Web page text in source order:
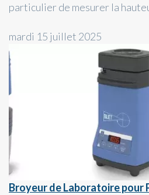
particulier de mesurer la
mardi 15 juillet 2025
Broyeur de Laboratoire pour